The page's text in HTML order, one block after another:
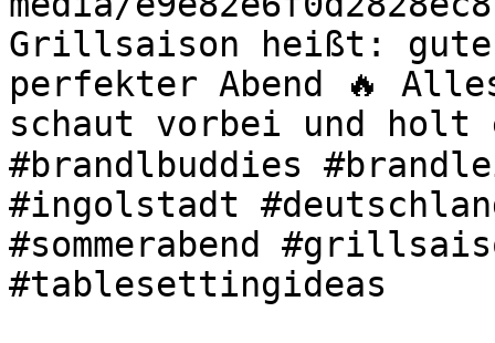
Grillsaison heißt:
perfekter Abend 🔥
schaut vorbei und holt
#brandlbuddies
#ingolstadt
#sommerabend
#tablesettingideas